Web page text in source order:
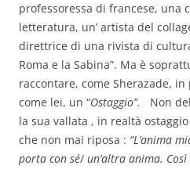
professoressa di francese, una
letteratura, un’ artista del
direttrice di una rivista di
Roma e la Sabina”. Ma è
raccontare, come Sherazade,
come lei, un “Ostaggio”. Non
la sua vallata , in realtà
che non mai riposa : “L’anima
porta con sé/ un’altra anima.